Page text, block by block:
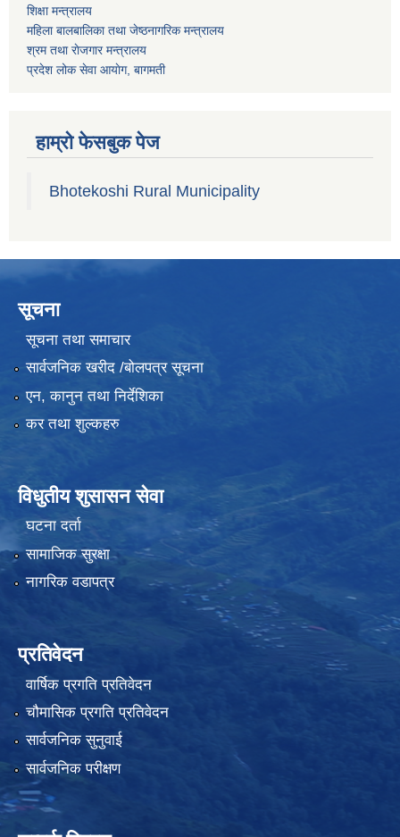
शिक्षा मन्त्रालय
महिला बालबालिका तथा जेष्ठनागरिक मन्त्रालय
श्रम तथा राेजगार मन्त्रालय
प्रदेश लोक सेवा आयाेग, बागमती
हाम्रो फेसबुक पेज
Bhotekoshi Rural Municipality
सूचना
सूचना तथा समाचार
सार्वजनिक खरीद /बोलपत्र सूचना
एन, कानुन तथा निर्देशिका
कर तथा शुल्कहरु
विधुतीय शुसासन सेवा
घटना दर्ता
सामाजिक सुरक्षा
नागरिक वडापत्र
प्रतिवेदन
वार्षिक प्रगति प्रतिवेदन
चौमासिक प्रगति प्रतिवेदन
सार्वजनिक सुनुवाई
सार्वजनिक परीक्षण